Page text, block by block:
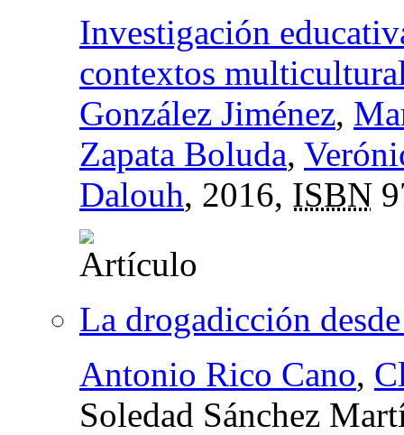
Investigación
contextos
González Jiménez,
Zapata Boluda,
Dalouh, 2016, ISBN
La drogadicción
Antonio Rico Cano,
Soledad Sánchez